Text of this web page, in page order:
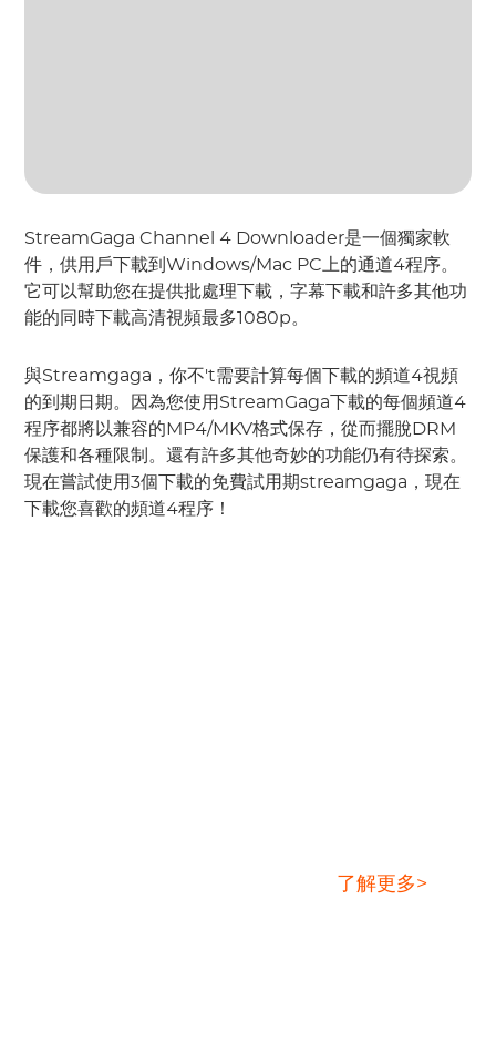
StreamGaga Channel 4 Downloader是一個獨家軟
件，供用戶下載到Windows/Mac PC上的通道4程序。
它可以幫助您在提供批處理下載，字幕下載和許多其他功
能的同時下載高清視頻最多1080p。
與Streamgaga，你不't需要計算每個下載的頻道4視頻
的到期日期。因為您使用StreamGaga下載的每個頻道4
程序都將以兼容的MP4/MKV格式保存，從而擺脫DRM
保護和各種限制。還有許多其他奇妙的功能仍有待探索。
現在嘗試使用3個下載的免費試用期streamgaga，現在
下載您喜歡的頻道4程序！
了解更多>